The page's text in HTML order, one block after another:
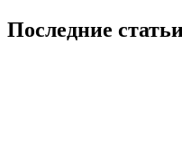
Последние